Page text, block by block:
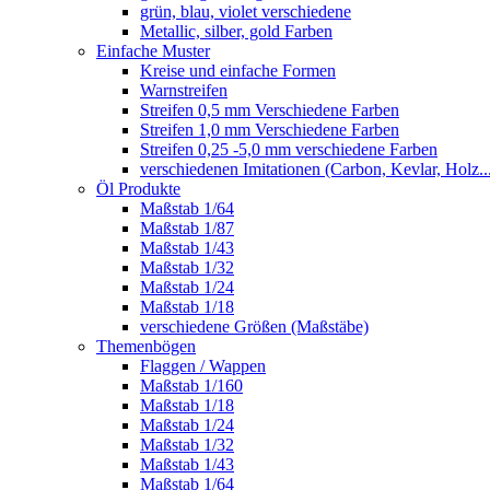
grün, blau, violet verschiedene
Metallic, silber, gold Farben
Einfache Muster
Kreise und einfache Formen
Warnstreifen
Streifen 0,5 mm Verschiedene Farben
Streifen 1,0 mm Verschiedene Farben
Streifen 0,25 -5,0 mm verschiedene Farben
verschiedenen Imitationen (Carbon, Kevlar,
Öl Produkte
Maßstab 1/64
Maßstab 1/87
Maßstab 1/43
Maßstab 1/32
Maßstab 1/24
Maßstab 1/18
verschiedene Größen (Maßstäbe)
Themenbögen
Flaggen / Wappen
Maßstab 1/160
Maßstab 1/18
Maßstab 1/24
Maßstab 1/32
Maßstab 1/43
Maßstab 1/64